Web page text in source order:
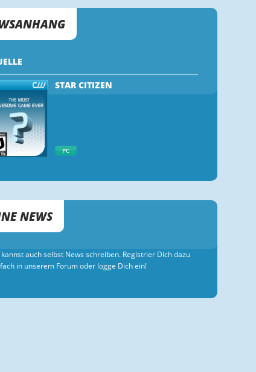
STAR CITIZEN
PC
NEWS
kannst auch selbst News schreiben. Registrier Dich dazu
in unserem Forum oder logge Dich ein!